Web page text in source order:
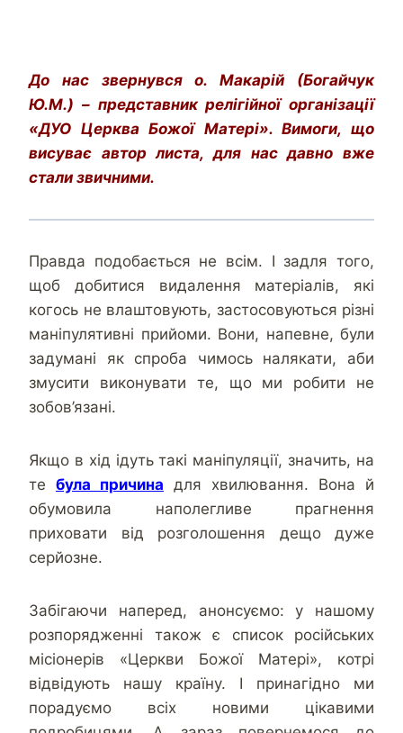
До нас звернувся о. Макарій (Богайчук
Ю.М.) – представник релігійної організації
«ДУО Церква Божої Матері».Вимоги, що
висуває автор листа, для нас давно вже
стали звичними.
Правда подобається не всім. І задля того,
щоб добитися видалення матеріалів, які
когось не влаштовують, застосовуються різні
маніпулятивні прийоми. Вони, напевне, були
задумані як спроба чимось налякати, аби
змусити виконувати те, що ми робити не
зобов’язані.
Якщо в хід ідуть такі маніпуляції, значить, на
те була причина для хвилювання. Вона й
обумовила наполегливе прагнення
приховати від розголошення дещо дуже
серйозне.
Забігаючи наперед, анонсуємо: у нашому
розпорядженні також є список російських
місіонерів «Церкви Божої Матері», котрі
відвідують нашу країну. І принагідно ми
порадуємо всіх новими цікавими